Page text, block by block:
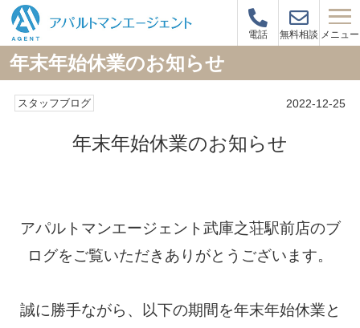
電話 無料相談 メニュー
年末年始休業のお知らせ
スタッフブログ 2022-12-25
年末年始休業のお知らせ
アパルトマンエージェント武庫之荘駅前店のブ
ログをご覧いただきありがとうございます。
誠に勝手ながら、以下の期間を年末年始休業と